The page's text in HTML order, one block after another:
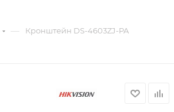
— Кронштейн DS-4603ZJ-PA